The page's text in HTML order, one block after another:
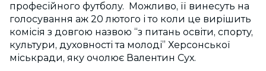
професійного футболу. Можливо, її винесуть на
голосування аж 20 лютого і то коли це вирішить
комісія з довгою назвою “з питань освіти, спорту,
культури, духовності та молоді” Херсонської
міськради, яку очолює Валентин Сух.